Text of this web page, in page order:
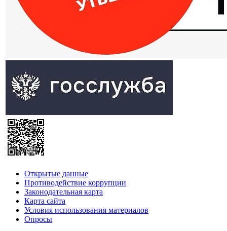
Открытые данные
Противодействие коррупции
Законодательная карта
Карта сайта
Условия использования материалов
Опросы